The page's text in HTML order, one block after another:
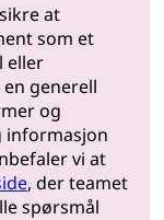
at
som et
eller
generell
og
informasjon
vi at
, der teamet
spørsmål